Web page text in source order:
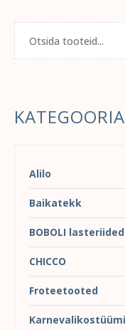
Alilo
Baikatekk
BOBOLI lasteriided
CHICCO
Froteetooted